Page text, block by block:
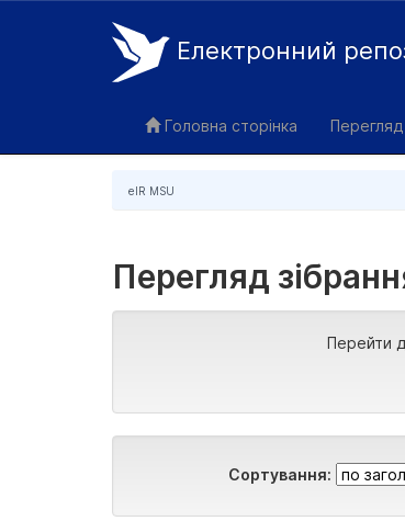
Електронний
Головна сторінка Перегляд
eIR MSU
Перегляд
Перейти
Сортування: